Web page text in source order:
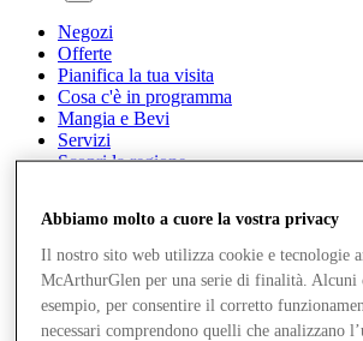
Negozi
Offerte
Pianifica la tua visita
Cosa c'è in programma
Mangia e Bevi
Servizi
Scopri la regione
Abbiamo molto a cuore la vostra privacy
Il nostro sito web utilizza cookie e tecnologie
McArthurGlen per una serie di finalità. Alcuni
esempio, per consentire il corretto
necessari comprendono quelli che analizzano